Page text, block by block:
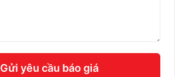
Gửi yêu cầu báo giá